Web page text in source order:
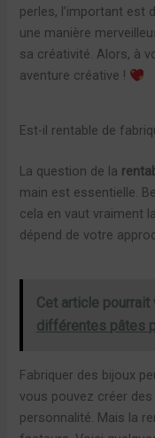
perles, l’important est
une manière
sa créativité. Alors, à
aventure créative !
Est-il rentable de
La question de la
main est essentielle.
cela en vaut vraiment
dépend de votre
Cet article pourrait
différentes pâtes
Fabriquer des bijoux
vous pouvez créer
personnalité. Mais la